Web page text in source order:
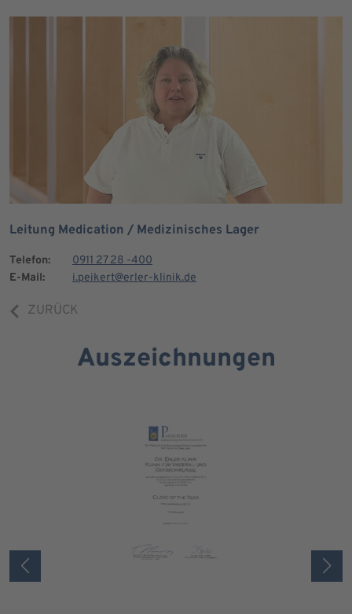
Leitung Medication / Medizinisches Lager
Telefon:
0911 27 28 -400
E-Mail:
i.peikert@erler-klinik.de
ZURÜCK
Auszeichnungen